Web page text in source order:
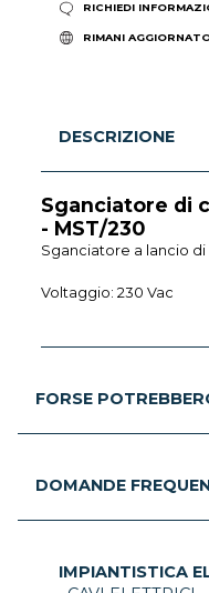
RICHIEDI
RIMANI
DESCRIZIONE
Sganciatore di
- MST/230
Sganciatore a lancio
Voltaggio: 230 Vac
FORSE
DOMANDE
IMPIANTISTICA